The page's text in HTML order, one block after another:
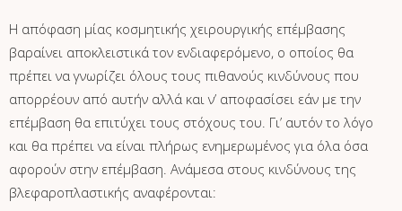
Η απόφαση μίας κοσμητικής χειρουργικής επέμβασης
βαραίνει αποκλειστικά τον ενδιαφερόμενο, ο οποίος θα
πρέπει να γνωρίζει όλους τους πιθανούς κινδύνους που
απορρέουν από αυτήν αλλά και ν’ αποφασίσει εάν με την
επέμβαση θα επιτύχει τους στόχους του. Γι’ αυτόν το λόγο
και θα πρέπει να είναι πλήρως ενημερωμένος για όλα όσα
αφορούν στην επέμβαση. Ανάμεσα στους κινδύνους της
βλεφαροπλαστικής αναφέρονται: